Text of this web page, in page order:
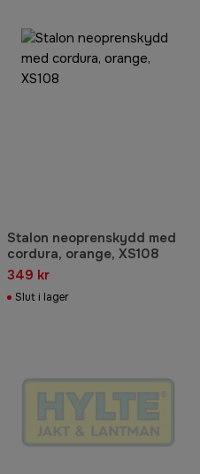
Stalon neoprenskydd med
cordura, orange, XS108
349 kr
Slut i lager